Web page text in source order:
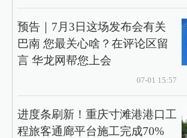
预告｜7月3日这场发布会有关
巴南 您最关心啥？在评论区留
言 华龙网帮您上会
07-01 15:57
进度条刷新！重庆寸滩港港口工
程旅客通廊平台施工完成70%